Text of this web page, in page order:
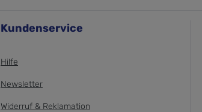
Kundenservice
Hilfe
Newsletter
Widerruf & Reklamation